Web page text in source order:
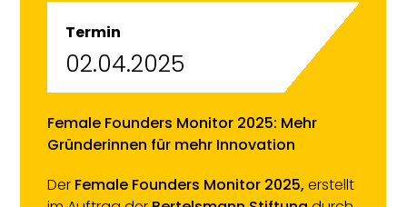
Termin
02.04.2025
Female Founders Monitor 2025: Mehr
Gründerinnen für mehr Innovation
Der Female Founders Monitor 2025, erstellt